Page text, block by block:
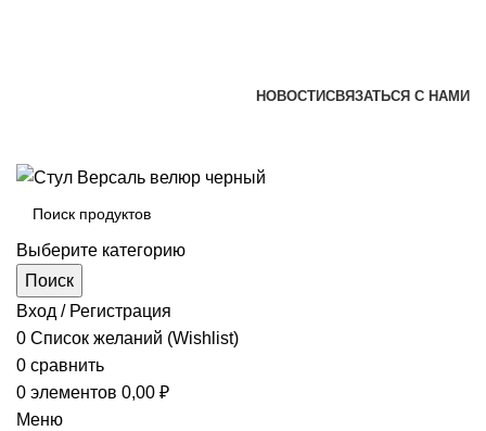
НОВОСТИСВЯЗАТЬСЯ С НАМИ
Выберите категорию
Поиск
Вход / Регистрация
0 Список желаний (Wishlist)
0 сравнить
0 элементов 0,00 ₽
Меню